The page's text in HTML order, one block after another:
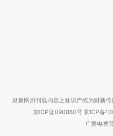
财新网所刊载内容之知识产权为财新
京ICP证090880号 京ICP备
广播电视